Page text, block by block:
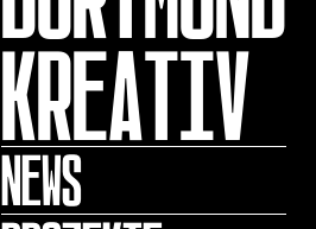
KREATIV
NEWS